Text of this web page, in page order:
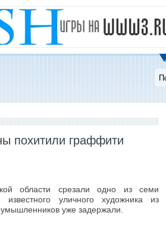
похитили граффити
области срезали одно из семи
уличного художника из
уже задержали.